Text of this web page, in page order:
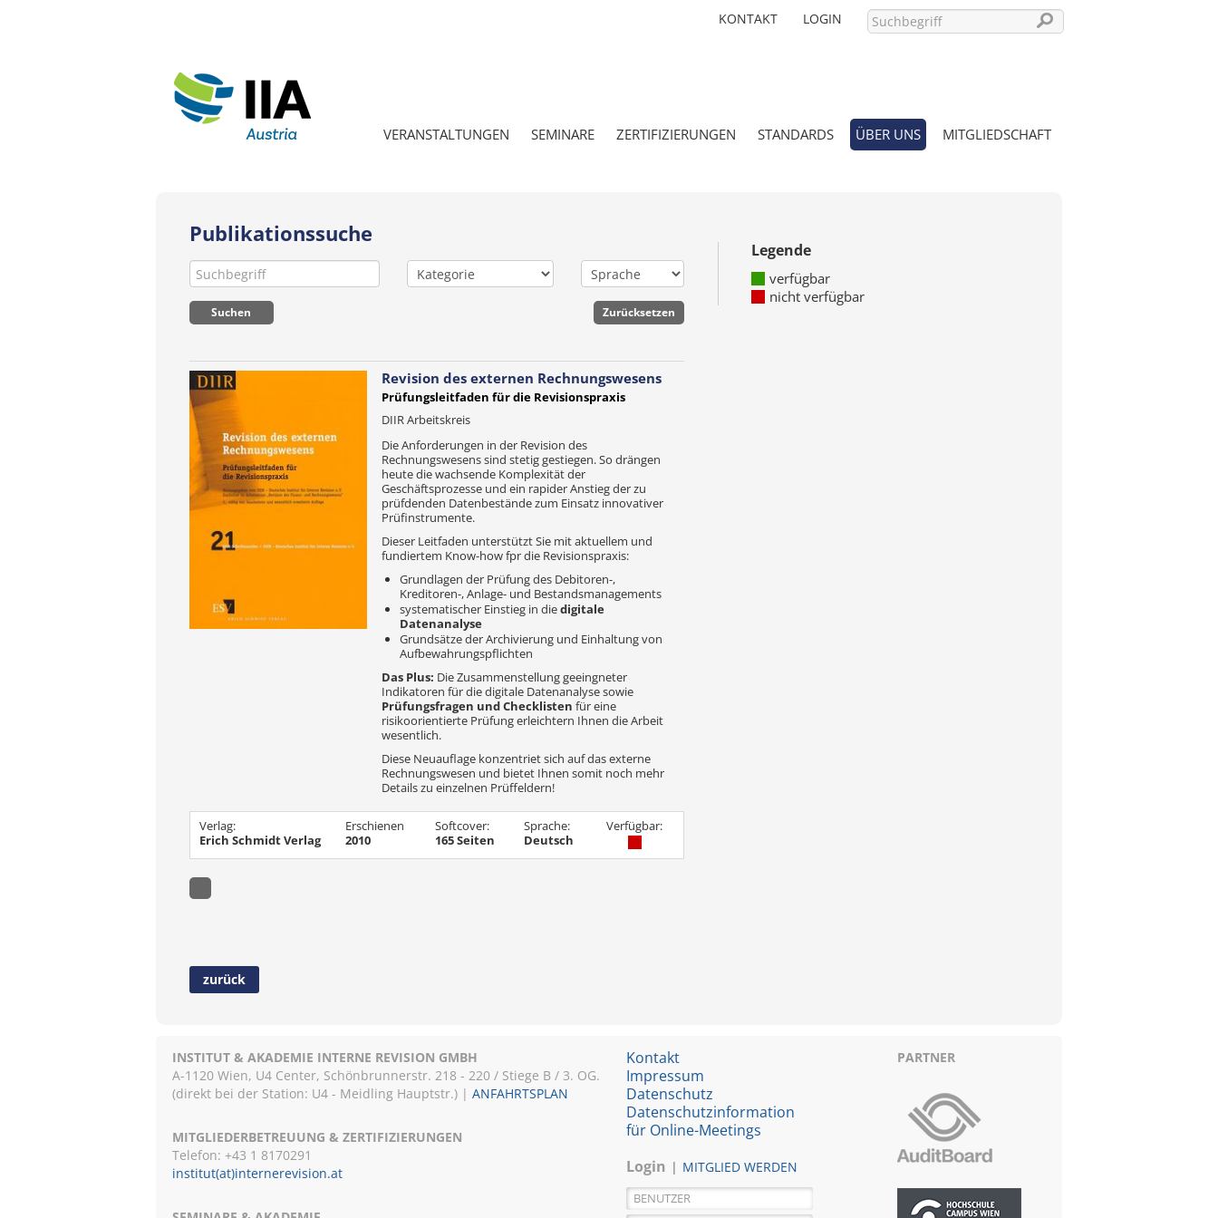
KONTAKT LOGIN
PASSWORT VERGESSEN?
VERANSTALTUNGEN SEMINARE ZERTIFIZIERUNGEN STANDARDS ÜBER UNS MITGLIEDSCHAFT
Publikationssuche
Revision des externen Rechnungswesens
Prüfungsleitfaden für die Revisionspraxis
DIIR Arbeitskreis
Die Anforderungen in der Revision des
Rechnungswesens sind stetig gestiegen. So drängen
heute die wachsende Komplexität der
Geschäftsprozesse und ein rapider Anstieg der zu
prüfdenden Datenbestände zum Einsatz innovativer
Prüfinstrumente.
Dieser Leitfaden unterstützt Sie mit aktuellem und
fundiertem Know-how fpr die Revisionspraxis:
Grundlagen der Prüfung des Debitoren-,
Kreditoren-, Anlage- und Bestandsmanagements
systematischer Einstieg in diedigitale
Datenanalyse
Grundsätze der Archivierung und Einhaltung von
Aufbewahrungspflichten
Das Plus: Die Zusammenstellung geeingneter
Indikatoren für die digitale Datenanalyse sowie
Prüfungsfragen und Checklistenfür eine
risikoorientierte Prüfung erleichtern Ihnen die Arbeit
wesentlich.
Diese Neuauflage konzentriet sich auf das externe
Rechnungswesen und bietet Ihnen somit noch mehr
Details zu einzelnen Prüffeldern!
Verlag:
Erich Schmidt Verlag
Erschienen
2010
Softcover:
165 Seiten
Sprache:
Deutsch
Verfügbar:
zurück
Legende
verfügbar
nicht verfügbar
INSTITUT & AKADEMIE INTERNE REVISION GMBH
A-1120 Wien, U4 Center, Schönbrunnerstr. 218 - 220 / Stiege B / 3. OG.
(direkt bei der Station: U4 - Meidling Hauptstr.) | ANFAHRTSPLAN
MITGLIEDERBETREUUNG & ZERTIFIZIERUNGEN
Telefon: +43 1 8170291
institut(at)internerevision.at
Kontakt
Impressum
Datenschutz
Datenschutzinformation
für Online-Meetings
Login
MITGLIED WERDEN
PARTNER